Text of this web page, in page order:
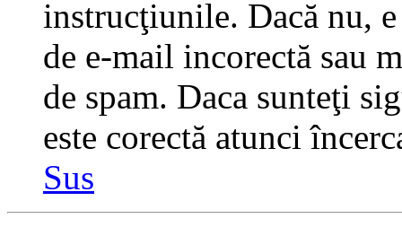
instrucţiunile. Dacă nu,
de e-mail incorectă sau
de spam. Daca sunteţi
este corectă atunci
Sus